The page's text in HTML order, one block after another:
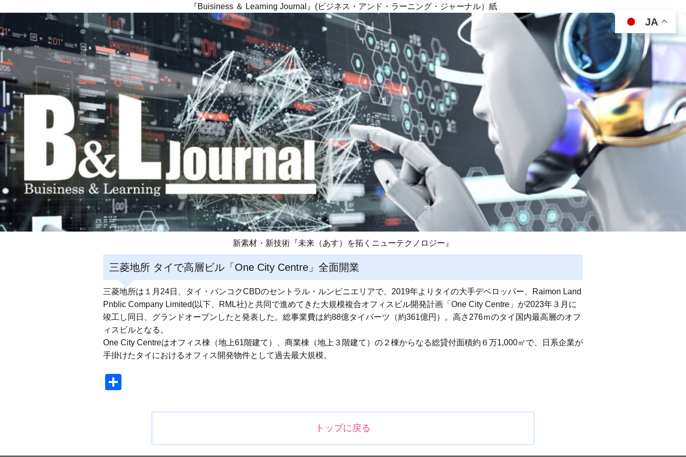
『Buisiness ＆ Learning Journal』(ビジネス・アンド・ラーニング・ジャーナル）紙
新素材・新技術『未来（あす）を拓くニューテクノロジー』
三菱地所 タイで高層ビル「One City Centre」全面開業
三菱地所は１月24日、タイ・バンコクCBDのセントラル・ルンピニエリアで、2019年よりタイの大手デベロッパー、Raimon Land
Pnblic Company Limited(以下、RML社)と共同で進めてきた大規模複合オフィスビル開発計画「One City Centre」が2023年３月に
竣工し同日、グランドオープンしたと発表した。総事業費は約88億タイバーツ（約361億円）。高さ276ｍのタイ国内最高層のオフ
ィスビルとなる。
One City Centreはオフィス棟（地上61階建て）、商業棟（地上３階建て）の２棟からなる総貸付面積約６万1,000㎡で、日系企業が
手掛けたタイにおけるオフィス開発物件として過去最大規模。
トップに戻る
JA